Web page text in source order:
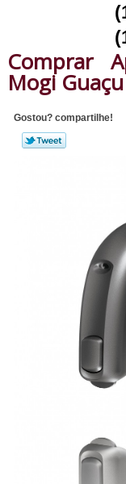
Comprar
Mogi Guaçu
Gostou? compartilhe!